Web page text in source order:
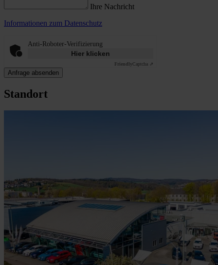
Ihre Nachricht
Informationen zum Datenschutz
Anti-Roboter-Verifizierung
Hier klicken
FriendlyCaptcha ⇗
Anfrage absenden
Standort